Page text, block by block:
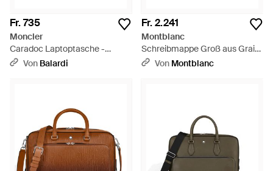
Fr. 735
Moncler
Caradoc Laptoptasche -
Schwarz
Von Balardi
Fr. 2.241
Montblanc
Schreibmappe Groß aus Grain
Leder - Schwarz
Von Montblanc